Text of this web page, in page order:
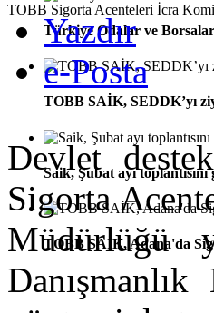
TOBB Sigorta Acenteleri İcra
Türkiye Odalar ve
TOBB SAİK, SEDDK’yı
Saik, Şubat ayı
TOBB SAİK, Adana'da
Yazdır
e-Posta
Devlet
Sigorta
Müdürlüğü